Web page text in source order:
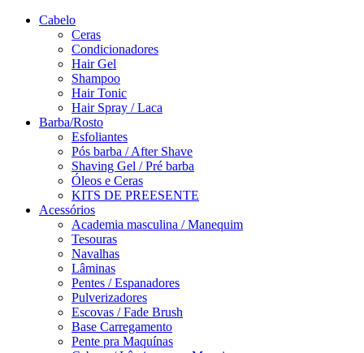
Cabelo
Ceras
Condicionadores
Hair Gel
Shampoo
Hair Tonic
Hair Spray / Laca
Barba/Rosto
Esfoliantes
Pós barba / After Shave
Shaving Gel / Pré barba
Óleos e Ceras
KITS DE PREESENTE
Acessórios
Academia masculina / Manequim
Tesouras
Navalhas
Lâminas
Pentes / Espanadores
Pulverizadores
Escovas / Fade Brush
Base Carregamento
Pente pra Maquínas